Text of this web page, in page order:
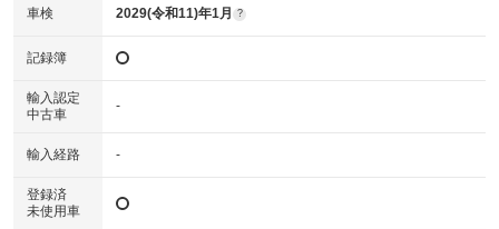
車検 2029(令和11)年1月 ?
記録簿
輸入認定
中古車
-
輸入経路 -
登録済
未使用車